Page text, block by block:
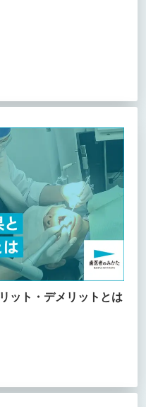
ット・デメリットとは